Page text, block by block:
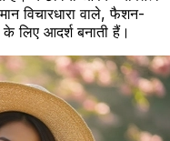
विचारधारा वाले, फैशन-
लिए आदर्श बनाती हैं।